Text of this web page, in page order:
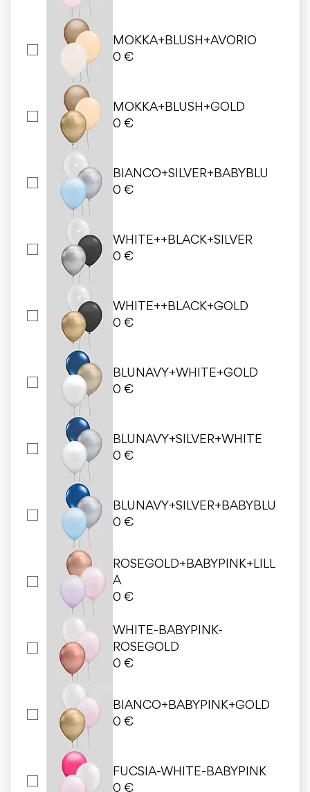
MOKKA+BLUSH+AVORIO
0 €
MOKKA+BLUSH+GOLD
0 €
BIANCO+SILVER+BABYBLU
0 €
WHITE++BLACK+SILVER
0 €
WHITE++BLACK+GOLD
0 €
BLUNAVY+WHITE+GOLD
0 €
BLUNAVY+SILVER+WHITE
0 €
BLUNAVY+SILVER+BABYBLU
0 €
ROSEGOLD+BABYPINK+LILL
A
0 €
WHITE-BABYPINK-
ROSEGOLD
0 €
BIANCO+BABYPINK+GOLD
0 €
FUCSIA-WHITE-BABYPINK
0 €